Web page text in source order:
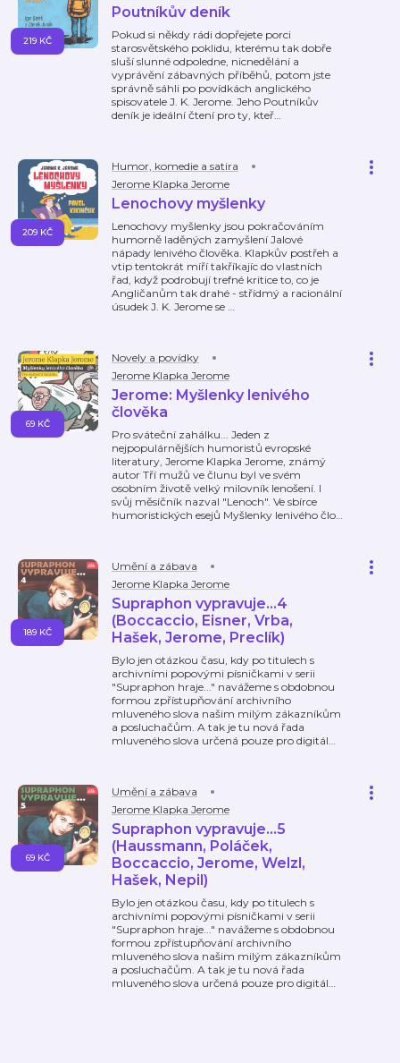
Poutníkův deník
Pokud si někdy rádi dopřejete porci
starosvětského poklidu, kterému tak dobře
sluší slunné odpoledne, nicnedělání a
vyprávění zábavných příběhů, potom jste
správně sáhli po povídkách anglického
spisovatele J. K. Jerome. Jeho Poutníkův
deník je ideální čtení pro ty, kteř…
219 KČ
Humor, komedie a satira
Jerome Klapka Jerome
Lenochovy myšlenky
Lenochovy myšlenky jsou pokračováním
humorně laděných zamyšlení Jalové
nápady lenivého člověka. Klapkův postřeh a
vtip tentokrát míří takříkajíc do vlastních
řad, když podrobují trefné kritice to, co je
Angličanům tak drahé - střídmý a racionální
úsudek J. K. Jerome se …
209 KČ
Novely a povídky
Jerome Klapka Jerome
Jerome: Myšlenky lenivého
člověka
Pro sváteční zahálku... Jeden z
nejpopulárnějších humoristů evropské
literatury, Jerome Klapka Jerome, známý
autor Tří mužů ve člunu byl ve svém
osobním životě velký milovník lenošení. I
svůj měsíčník nazval "Lenoch". Ve sbírce
humoristických esejů Myšlenky lenivého člo…
69 KČ
Umění a zábava
Jerome Klapka Jerome
Supraphon vypravuje...4
(Boccaccio, Eisner, Vrba,
Hašek, Jerome, Preclík)
Bylo jen otázkou času, kdy po titulech s
archivními popovými písničkami v serii
"Supraphon hraje..." navážeme s obdobnou
formou zpřístupňování archivního
mluveného slova našim milým zákazníkům
a posluchačům. A tak je tu nová řada
mluveného slova určená pouze pro digitál…
189 KČ
Umění a zábava
Jerome Klapka Jerome
Supraphon vypravuje...5
(Haussmann, Poláček,
Boccaccio, Jerome, Welzl,
Hašek, Nepil)
Bylo jen otázkou času, kdy po titulech s
archivními popovými písničkami v serii
"Supraphon hraje..." navážeme s obdobnou
formou zpřístupňování archivního
mluveného slova našim milým zákazníkům
a posluchačům. A tak je tu nová řada
mluveného slova určená pouze pro digitál…
69 KČ